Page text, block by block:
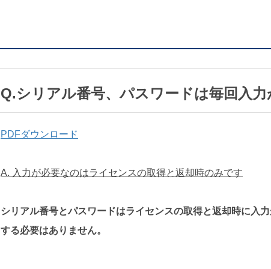
Q.シリアル番号、パスワードは毎回入
PDFダウンロード
A. 入力が必要なのはライセンスの取得と返却時のみです
シリアル番号とパスワードはライセンスの取得と返却時に入
する必要はありません。